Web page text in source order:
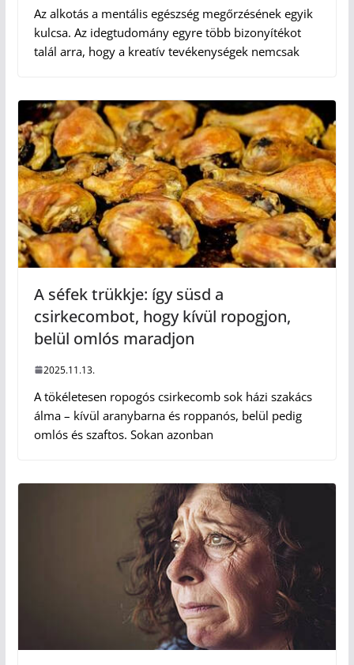
Az alkotás a mentális egészség megőrzésének egyik
kulcsa. Az idegtudomány egyre több bizonyítékot
talál arra, hogy a kreatív tevékenységek nemcsak
A séfek trükkje: így süsd a
csirkecombot, hogy kívül ropogjon,
belül omlós maradjon
2025.11.13.
A tökéletesen ropogós csirkecomb sok házi szakács
álma – kívül aranybarna és roppanós, belül pedig
omlós és szaftos. Sokan azonban